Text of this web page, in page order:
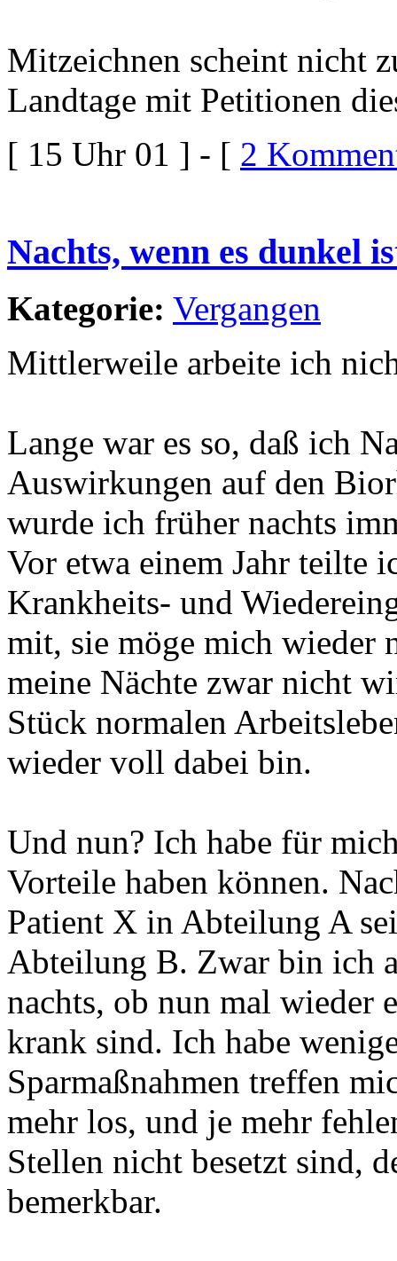
Mitzeichnen scheint nicht
Landtage mit Petitionen
[ 15 Uhr 01 ] - [ 2
Nachts, wenn es dunkel
Kategorie: Vergangen
Mittlerweile arbeite ich
Lange war es so, daß ich
Auswirkungen auf den
wurde ich früher nachts
Vor etwa einem Jahr teilte
Krankheits- und
mit, sie möge mich wieder
meine Nächte zwar nicht
Stück normalen
wieder voll dabei bin.
Und nun? Ich habe für
Vorteile haben können.
Patient X in Abteilung A
Abteilung B. Zwar bin ich
nachts, ob nun mal wieder
krank sind. Ich habe
Sparmaßnahmen treffen
mehr los, und je mehr
Stellen nicht besetzt sind,
bemerkbar.